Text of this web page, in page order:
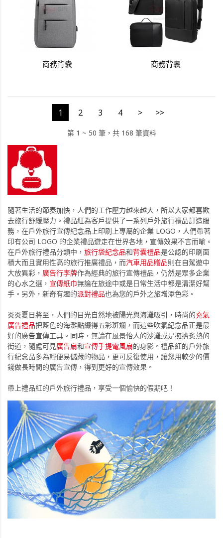
商務背囊 商務背囊
1 2 3 4 > >>
第 1 ~ 50 筆，共 168 筆資料
隨著生活的節奏加快，人們的工作壓力越來越大，所以大家都喜歡
去旅行舒緩壓力。禮品紅為客戶提供了一系列戶外旅行禮品訂造服
務，在戶外旅行宣傳紀念品上印刷上專屬的企業 LOGO，人們帶著
印有公司 LOGO 的企業禮品遊走在世界各地，宣傳效果不言而喻。
在戶外旅行禮品分類中， 旅行袋紀念品和背囊禮品是公認的印刷面
積大而且實用性高的旅行推廣禮品，而汽車用品贈品則在自駕遊中
大放異彩， 廣告行李牌作為經典的旅行宣傳禮品，仍然是眾多企業
的心水之選， 宣傳紙巾無論在旅途中或是日常生活中都是清潔好幫
手。另外，新奇有趣的派對禮品也為您的戶外之旅增添色彩。
炎炎夏日將至，人們的目光自然地被陽光與海灘吸引，時尚的充氣
廣告禮品把藍色的海灘點綴得五彩斑斕，而這些吹氣紀念品正是最
好的廣告宣傳工具。同時，無論在風景怡人的沙灘或是擁擠炙熱的
街道，隨處可見廣告扇和宣傳手提電風扇的身影。禮品紅的戶外旅
行紀念品多為輕便易儲藏的物品，更可反復使用，讓您用較少的價
錢做長時間的廣告宣傳，得到更好的宣傳效果。
帶上禮品紅的戶外旅行禮品，享受一個愉快的假期吧！